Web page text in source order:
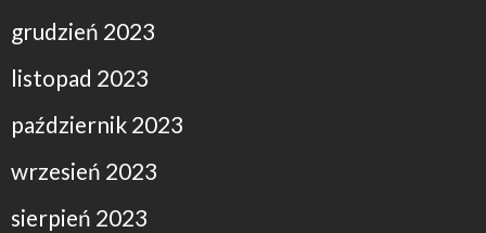
grudzień 2023
listopad 2023
październik 2023
wrzesień 2023
sierpień 2023